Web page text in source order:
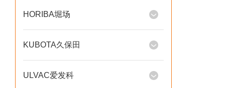
HORIBA堀场
KUBOTA久保田
ULVAC爱发科